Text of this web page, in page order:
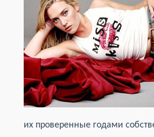
их проверенные годами